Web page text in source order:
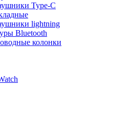
Type-C
lightning
Bluetooth
колонки